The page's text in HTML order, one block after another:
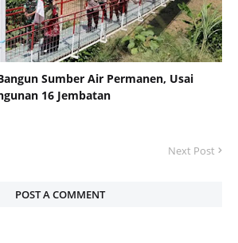
Sumber Air Permanen, Usai
16 Jembatan
Next Post
POST A COMMENT